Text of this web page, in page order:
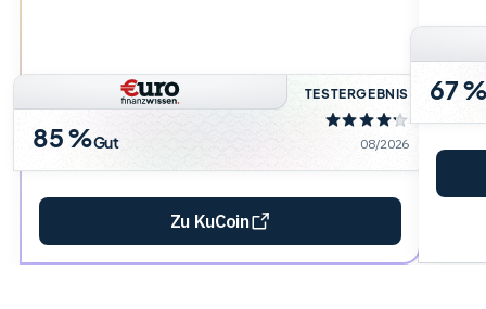
85 %Gut
TESTERGEBNIS
08/2026
Zu KuCoin
67